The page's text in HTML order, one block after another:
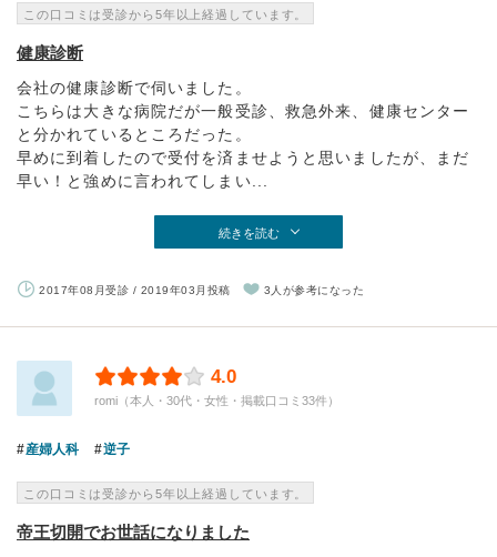
この口コミは受診から5年以上経過しています。
健康診断
会社の健康診断で伺いました。
こちらは大きな病院だが一般受診、救急外来、健康センター
と分かれているところだった。
早めに到着したので受付を済ませようと思いましたが、まだ
早い！と強めに言われてしまい...
続きを読む
2017年08月受診 / 2019年03月投稿 3人が参考になった
4.0
romi（本人・30代・女性・掲載口コミ33件）
産婦人科 逆子
この口コミは受診から5年以上経過しています。
帝王切開でお世話になりました